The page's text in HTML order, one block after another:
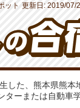
ット 更新日: 2019/07/
した、熊本県熊
ーまたは自動車